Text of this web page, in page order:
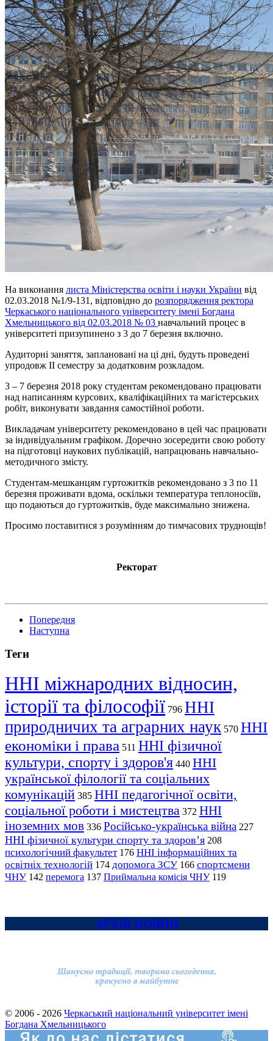
На виконання листа Міністерства освіти і науки України від
02.03.2018 №1/9-131, відповідно до розпорядження ректора
Черкаського національного університету імені Богдана
Хмельницького від 02.03.2018 № 03 навчальний процес в
університеті призупинено з 3 до 7 березня включно.
Аудиторні заняття, заплановані на ці дні, будуть проведені
упродовж ІІ семестру за додатковим розкладом.
3 – 7 березня 2018 року студентам рекомендовано працювати
над написанням курсових, кваліфікаційних та магістерських
робіт, виконувати завдання самостійної роботи.
Викладачам університету рекомендовано в цей час працювати
за індивідуальним графіком. Доречно зосередити свою роботу
на підготовці наукових публікацій, напрацювань навчально-
методичного змісту.
Студентам-мешканцям гуртожитків рекомендовано з 3 по 11
березня проживати вдома, оскільки температура теплоносіїв,
що подаються до гуртожитків, буде максимально знижена.
Просимо поставитися з розумінням до тимчасових труднощів!
Ректорат
Попередня
Наступна
Теги
ННІ міжнародних відносин,
історії та філософії 796 ННІ
природничих та аграрних наук 570 ННІ
економіки і права 511 ННІ фізичної
культури, спорту і здоров'я 440 ННІ
української філології та соціальних
комунікацій 385 ННІ педагогічної освіти,
соціальної роботи і мистецтва 372 ННІ
іноземних мов 336 Російсько-українська війна 227
ННІ фізичної культури спорту та здоров’я 208
психологічний факультет 176 ННІ інформаційних та
освітніх технологій 174 допомога ЗСУ 166 спортсмени
ЧНУ 142 перемога 137 Приймальна комісія ЧНУ 119
АРХІВ НОВИН
© 2006 - 2026 Черкаський національний університет імені
Богдана Хмельницького